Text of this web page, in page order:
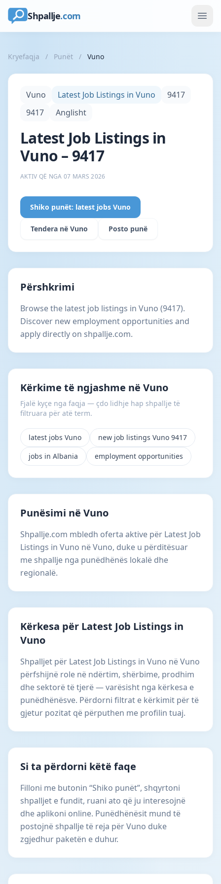
Shpallje.com
Kryefaqja / Punët / Vuno
Vuno Latest Job Listings in Vuno
9417
9417
Anglisht
Latest Job Listings in
Vuno – 9417
AKTIV QË NGA 07 MARS 2026
Shiko punët: latest jobs Vuno
Tendera në Vuno Posto punë
Përshkrimi
Browse the latest job listings in Vuno (9417).
Discover new employment opportunities and
apply directly on shpallje.com.
Kërkime të ngjashme në Vuno
Fjalë kyçe nga faqja — çdo lidhje hap shpallje të
filtruara për atë term.
latest jobs Vuno
new job listings Vuno 9417
jobs in Albania
employment opportunities
Punësimi në Vuno
Shpallje.com mbledh oferta aktive për Latest Job
Listings in Vuno në Vuno, duke u përditësuar
me shpallje nga punëdhënës lokalë dhe
regionalë.
Kërkesa për Latest Job Listings in
Vuno
Shpalljet për Latest Job Listings in Vuno në Vuno
përfshijnë role në ndërtim, shërbime, prodhim
dhe sektorë të tjerë — varësisht nga kërkesa e
punëdhënësve. Përdorni filtrat e kërkimit për të
gjetur pozitat që përputhen me profilin tuaj.
Si ta përdorni këtë faqe
Filloni me butonin “Shiko punët”, shqyrtoni
shpalljet e fundit, ruani ato që ju interesojnë
dhe aplikoni online. Punëdhënësit mund të
postojnë shpallje të reja për Vuno duke
zgjedhur paketën e duhur.